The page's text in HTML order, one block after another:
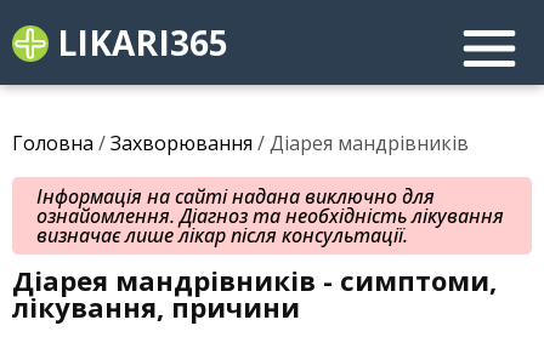
LIKARI365
Головна /Захворювання / Діарея мандрівників
Інформація на сайті надана виключно для
ознайомлення. Діагноз та необхідність лікування
визначає лише лікар після консультації.
Діарея мандрівників - симптоми,
лікування, причини